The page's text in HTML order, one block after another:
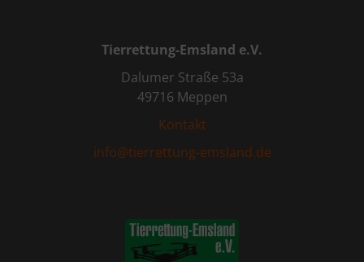
Tierrettung-Emsland e.V.
Dalumer Straße 53a
49716 Meppen
Kontakt
info@tierrettung-emsland.de